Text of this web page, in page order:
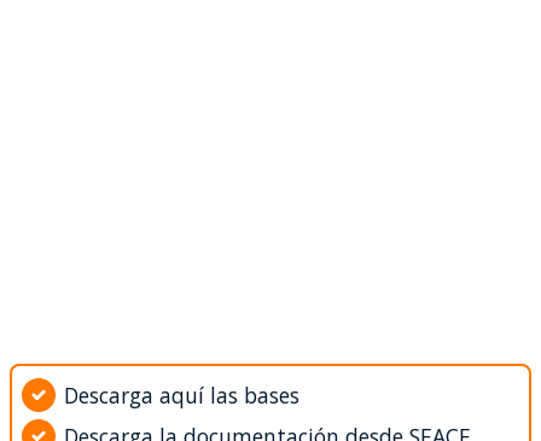
Descarga aquí las bases